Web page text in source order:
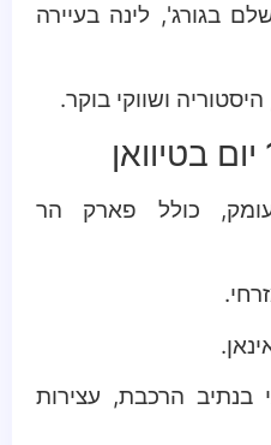
בגורג', לינה בעיירה
ושווקי בוקר.
כולל פארק הר
בנתיב הרכבת, עצירות